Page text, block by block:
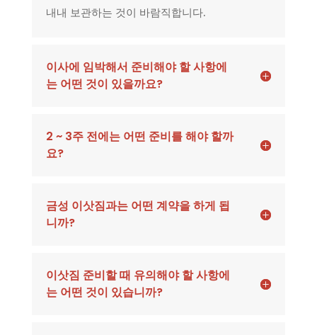
내내 보관하는 것이 바람직합니다.
이사에 임박해서 준비해야 할 사항에
는 어떤 것이 있을까요?
2 ~ 3주 전에는 어떤 준비를 해야 할까
요?
금성 이삿짐과는 어떤 계약을 하게 됩
니까?
이삿짐 준비할 때 유의해야 할 사항에
는 어떤 것이 있습니까?